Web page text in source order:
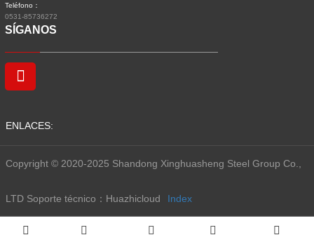
Teléfono：
0531-85736272
SÍGANOS
ENLACES:
Copyright © 2020-2025 Shandong Xinghuasheng Steel Group Co.,
LTD Soporte técnico：Huazhicloud Index